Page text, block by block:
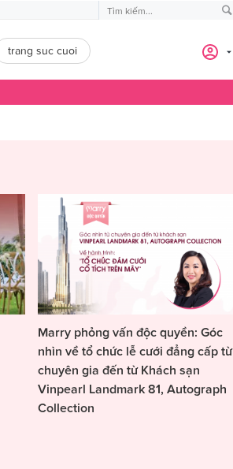
trang suc cuoi
Marry phỏng vấn độc quyền: Góc
nhìn về tổ chức lễ cưới đẳng cấp từ
chuyên gia đến từ Khách sạn
Vinpearl Landmark 81, Autograph
Collection